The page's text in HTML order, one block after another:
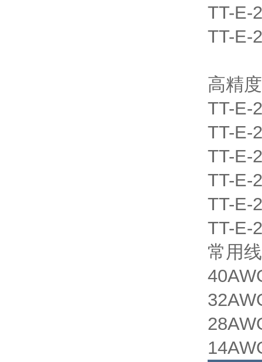
TT-E-
TT-E-
高精
TT-E-
TT-E-
TT-E-
TT-E-
TT-E-
TT-E-
常用